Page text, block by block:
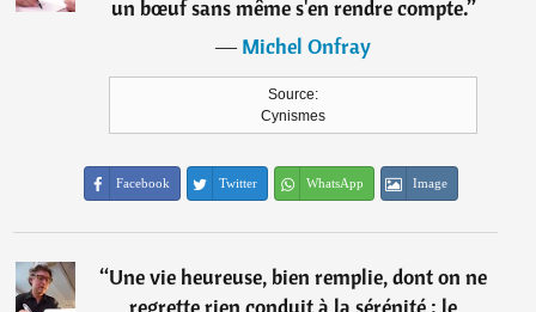
un bœuf sans même s'en rendre compte.”
―Michel Onfray
Source:
Cynismes
Facebook Twitter WhatsApp Image
“Une vie heureuse, bien remplie, dont on ne